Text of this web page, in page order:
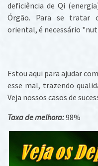
deficiência de Qi
Órgão. Para se tratar
oriental, é necessário
Estou aqui para ajudar
esse mal, trazendo
Veja nossos casos de
Taxa de melhora:98%